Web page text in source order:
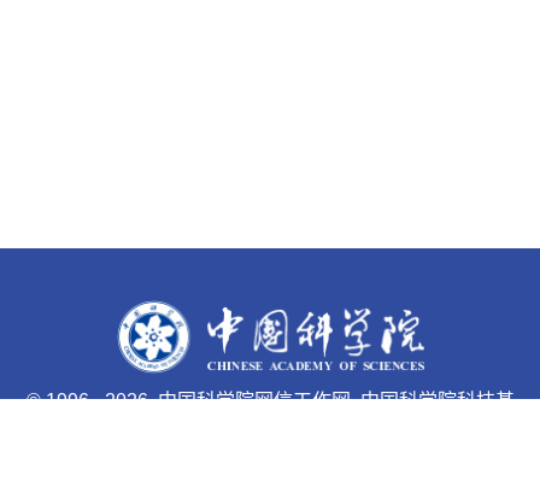
© 1996 -2026 中国科学院网信工作网 中国科学院科技基